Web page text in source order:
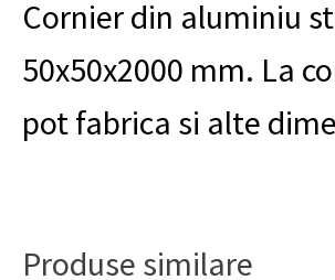
m
Cornier din aluminiu
50x50x2000 mm. La
pot fabrica si alte
Produse similare